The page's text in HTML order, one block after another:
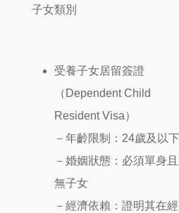
子女類別
受養子女居留簽證
（Dependent Child
Resident Visa）
－年齡限制：24歲及以下
－婚姻狀態：必須單身且
無子女
－經濟依賴：證明其在經